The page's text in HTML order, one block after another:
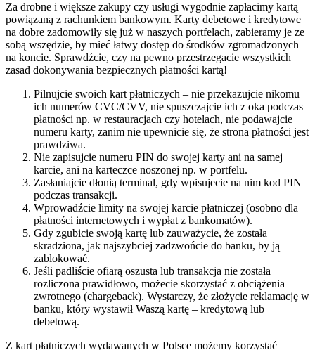
Za drobne i większe zakupy czy usługi wygodnie zapłacimy kartą
powiązaną z rachunkiem bankowym. Karty debetowe i kredytowe
na dobre zadomowiły się już w naszych portfelach, zabieramy je ze
sobą wszędzie, by mieć łatwy dostęp do środków zgromadzonych
na koncie. Sprawdźcie, czy na pewno przestrzegacie wszystkich
zasad dokonywania bezpiecznych płatności kartą!
Pilnujcie swoich kart płatniczych – nie przekazujcie nikomu
ich numerów CVC/CVV, nie spuszczajcie ich z oka podczas
płatności np. w restauracjach czy hotelach, nie podawajcie
numeru karty, zanim nie upewnicie się, że strona płatności jest
prawdziwa.
Nie zapisujcie numeru PIN do swojej karty ani na samej
karcie, ani na karteczce noszonej np. w portfelu.
Zasłaniajcie dłonią terminal, gdy wpisujecie na nim kod PIN
podczas transakcji.
Wprowadźcie limity na swojej karcie płatniczej (osobno dla
płatności internetowych i wypłat z bankomatów).
Gdy zgubicie swoją kartę lub zauważycie, że została
skradziona, jak najszybciej zadzwońcie do banku, by ją
zablokować.
Jeśli padliście ofiarą oszusta lub transakcja nie została
rozliczona prawidłowo, możecie skorzystać z obciążenia
zwrotnego (chargeback). Wystarczy, że złożycie reklamację w
banku, który wystawił Waszą kartę – kredytową lub
debetową.
Z kart płatniczych wydawanych w Polsce możemy korzystać